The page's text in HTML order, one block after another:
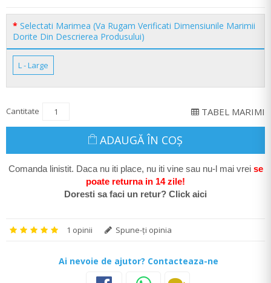
Selectati Marimea (Va Rugam Verificati Dimensiunile Marimii
Dorite Din Descrierea Produsului)
L - Large
Cantitate TABEL MARIMI
ADAUGĂ ÎN COŞ
Comanda linistit. Daca nu iti place, nu iti vine sau nu-l mai vrei se
poate returna in 14 zile!
Doresti sa faci un retur? Click aici
1 opinii Spune-ţi opinia
Ai nevoie de ajutor? Contacteaza-ne